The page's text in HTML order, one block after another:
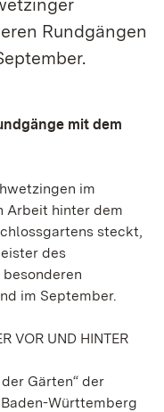
Rundgängen
mit dem
im
Arbeit hinter dem
steckt,
des
im September.
VOR UND HINTER
Gärten“ der
Württemberg